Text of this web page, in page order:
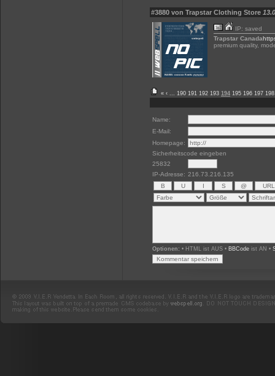
#3880 von Trapstar Clothing Store
IP: saved
Trapstar Canada
premium quality,
« ‹ ... 190 191 192 193 194 195 196 197 198
Name:
E-Mail:
Homepage:
Sicherheitscode eingeben
25832
IP-Adresse: 216.73.216.135
Optionen: • HTML ist AUS • BBCode ist AN •